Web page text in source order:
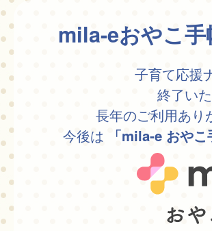
mila-eおやこ
子育て応援
終了い
長年のご利用あり
今後は
「mila-e おやこ